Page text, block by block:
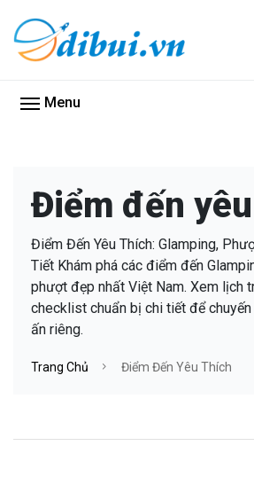
Menu
Điểm đến
Điểm Đến Yêu Thích: Glamping,
Tiết Khám phá các điểm đến
phượt đẹp nhất Việt Nam. Xem lịch
checklist chuẩn bị chi tiết để
ấn riêng.
Trang Chủ Điểm Đến Yêu Thích